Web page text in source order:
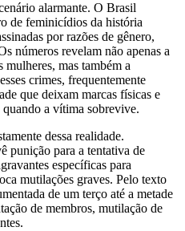
alarmante. O Brasil
de feminicídios da história
por razões de gênero,
números revelam não apenas a
mulheres, mas também a
crimes, frequentemente
que deixam marcas físicas e
a vítima sobrevive.
dessa realidade.
punição para a tentativa de
específicas para
mutilações graves. Pelo texto
de um terço até a metade
de membros, mutilação de